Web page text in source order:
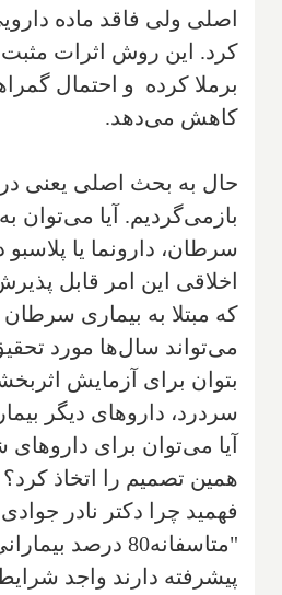
اصلی ولی فاقد ماده
کرد. این روش اثرات مثبت
برملا کرده و احتمال
کاهش می‌دهد.
حال به بحث اصلی یعنی
بازمی‌گردیم. آیا می‌توان به
سرطان، دارونما یا پلاسبو
اخلاقی این امر قابل
که مبتلا به بیماری
می‌تواند سال‌ها مورد
بتوان برای آزمایش
سردرد، داروهای دیگر
آیا می‌توان برای
همین تصمیم را اتخاذ
فهمید چرا دکتر نادر
"متاسفانه80 درصد
پیشرفته دارند واجد